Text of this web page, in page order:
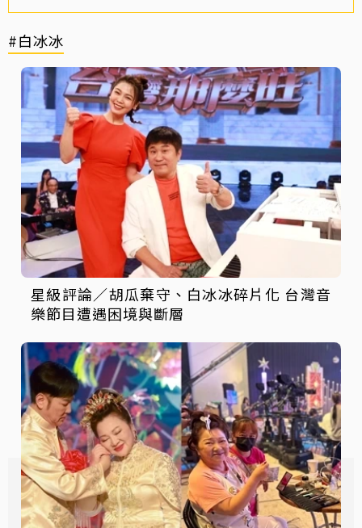
#白冰冰
星級評論／胡瓜棄守、白冰冰碎片化 台灣音
樂節目遭遇困境與斷層